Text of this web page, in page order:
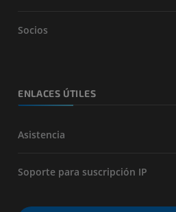
Socios
ENLACES ÚTILES
Asistencia
Soporte para suscripción IP